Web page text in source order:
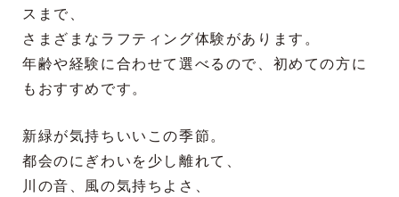
スまで、
さまざまなラフティング体験があります。
年齢や経験に合わせて選べるので、初めての方に
もおすすめです。
新緑が気持ちいいこの季節。
都会のにぎわいを少し離れて、
川の音、風の気持ちよさ、